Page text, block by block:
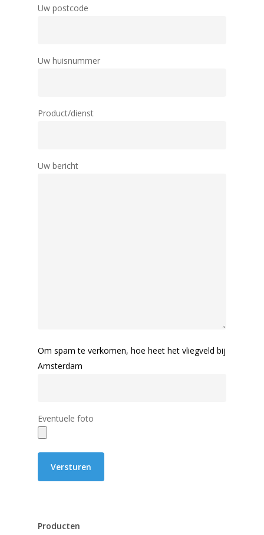
Uw postcode
Uw huisnummer
Product/dienst
Uw bericht
Om spam te verkomen, hoe heet het vliegveld bij
Amsterdam
Eventuele foto
Producten